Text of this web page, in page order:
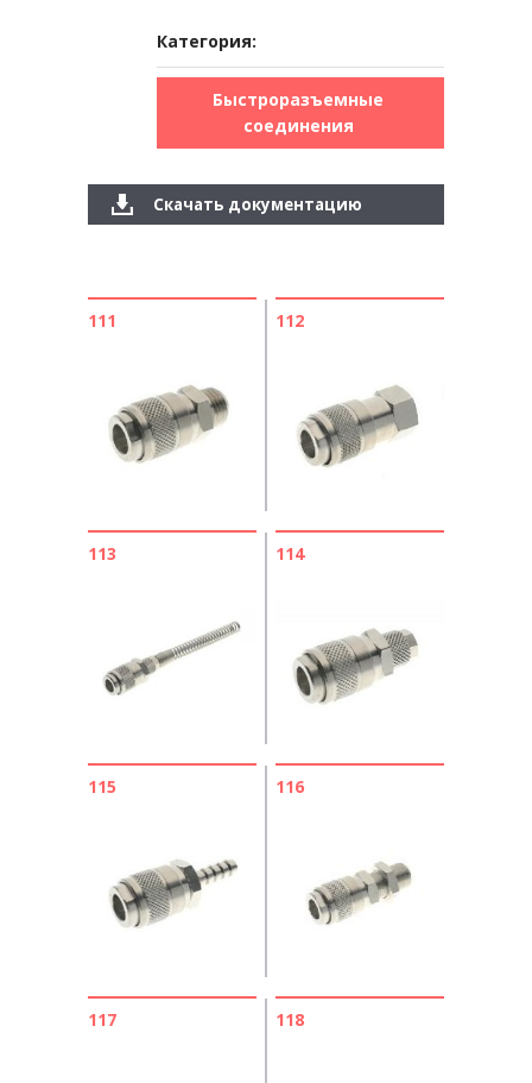
Категория:
Быстроразъемные
соединения
Скачать документацию
111 112
113 114
115 116
117 118